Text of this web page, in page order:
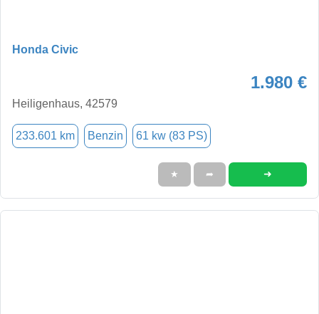
Honda Civic
1.980 €
Heiligenhaus, 42579
233.601 km Benzin 61 kw (83 PS)
★ ➦ ➜